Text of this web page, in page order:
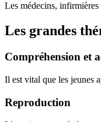
Les médecins, infirmières
Les grandes
Compréhension et
Il est vital que les jeunes
Reproduction